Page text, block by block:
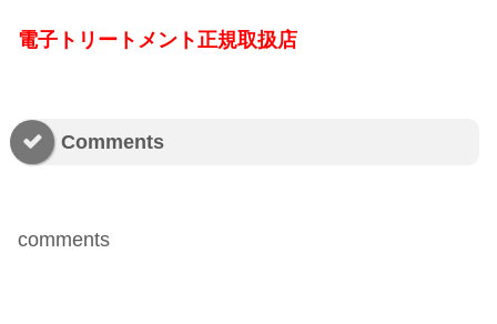
電子トリートメント正規取扱店
Comments
comments